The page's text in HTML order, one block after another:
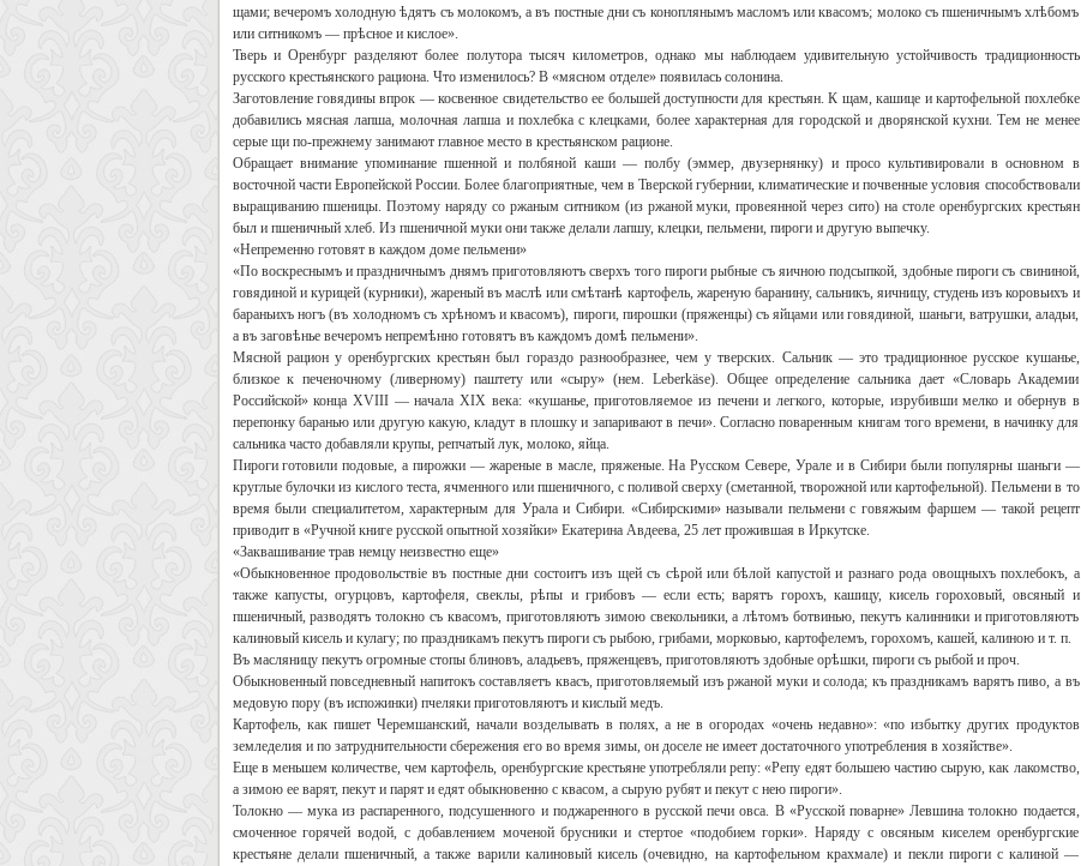
щами; вечеромъ холодную ѣдятъ съ молокомъ, а въ постные дни съ коноплянымъ масломъ или квасомъ; молоко съ пшеничнымъ хлѣбомъ
или ситникомъ — прѣсное и кислое».
Тверь и Оренбург разделяют более полутора тысяч километров, однако мы наблюдаем удивительную устойчивость традиционность
русского крестьянского рациона. Что изменилось? В «мясном отделе» появилась солонина.
Заготовление говядины впрок — косвенное свидетельство ее большей доступности для крестьян. К щам, кашице и картофельной похлебке
добавились мясная лапша, молочная лапша и похлебка с клецками, более характерная для городской и дворянской кухни. Тем не менее
серые щи по-прежнему занимают главное место в крестьянском рационе.
Обращает внимание упоминание пшенной и полбяной каши — полбу (эммер, двузернянку) и просо культивировали в основном в
восточной части Европейской России. Более благоприятные, чем в Тверской губернии, климатические и почвенные условия способствовали
выращиванию пшеницы. Поэтому наряду со ржаным ситником (из ржаной муки, провеянной через сито) на столе оренбургских крестьян
был и пшеничный хлеб. Из пшеничной муки они также делали лапшу, клецки, пельмени, пироги и другую выпечку.
«Непременно готовят в каждом доме пельмени»
«По воскреснымъ и праздничнымъ днямъ приготовляютъ сверхъ того пироги рыбные съ яичною подсыпкой, здобные пироги съ свининой,
говядиной и курицей (курники), жареный въ маслѣ или смѣтанѣ картофель, жареную баранину, сальникъ, яичницу, студень изъ коровьихъ и
бараньихъ ногъ (въ холодномъ съ хрѣномъ и квасомъ), пироги, пирошки (пряженцы) съ яйцами или говядиной, шаньги, ватрушки, аладьи,
а въ заговѣнье вечеромъ непремѣнно готовятъ въ каждомъ домѣ пельмени».
Мясной рацион у оренбургских крестьян был гораздо разнообразнее, чем у тверских. Сальник — это традиционное русское кушанье,
близкое к печеночному (ливерному) паштету или «сыру» (нем. Leberkäse). Общее определение сальника дает «Словарь Академии
Российской» конца XVIII — начала XIX века: «кушанье, приготовляемое из печени и легкого, которые, изрубивши мелко и обернув в
перепонку баранью или другую какую, кладут в плошку и запаривают в печи». Согласно поваренным книгам того времени, в начинку для
сальника часто добавляли крупы, репчатый лук, молоко, яйца.
Пироги готовили подовые, а пирожки — жареные в масле, пряженые. На Русском Севере, Урале и в Сибири были популярны шаньги —
круглые булочки из кислого теста, ячменного или пшеничного, с поливой сверху (сметанной, творожной или картофельной). Пельмени в то
время были специалитетом, характерным для Урала и Сибири. «Сибирскими» называли пельмени с говяжьим фаршем — такой рецепт
приводит в «Ручной книге русской опытной хозяйки» Екатерина Авдеева, 25 лет прожившая в Иркутске.
«Заквашивание трав немцу неизвестно еще»
«Обыкновенное продовольствіе въ постные дни состоитъ изъ щей съ сѣрой или бѣлой капустой и разнаго рода овощныхъ похлебокъ, а
также капусты, огурцовъ, картофеля, свеклы, рѣпы и грибовъ — если есть; варятъ горохъ, кашицу, кисель гороховый, овсяный и
пшеничный, разводятъ толокно съ квасомъ, приготовляютъ зимою свекольники, а лѣтомъ ботвинью, пекутъ калинники и приготовляютъ
калиновый кисель и кулагу; по праздникамъ пекутъ пироги съ рыбою, грибами, морковью, картофелемъ, горохомъ, кашей, калиною и т. п.
Въ масляницу пекутъ огромные стопы блиновъ, аладьевъ, пряженцевъ, приготовляютъ здобные орѣшки, пироги съ рыбой и проч.
Обыкновенный повседневный напитокъ составляетъ квасъ, приготовляемый изъ ржаной муки и солода; къ праздникамъ варятъ пиво, а въ
медовую пору (въ испожинки) пчеляки приготовляютъ и кислый медъ.
Картофель, как пишет Черемшанский, начали возделывать в полях, а не в огородах «очень недавно»: «по избытку других продуктов
земледелия и по затруднительности сбережения его во время зимы, он доселе не имеет достаточного употребления в хозяйстве».
Еще в меньшем количестве, чем картофель, оренбургские крестьяне употребляли репу: «Репу едят большею частию сырую, как лакомство,
а зимою ее варят, пекут и парят и едят обыкновенно с квасом, а сырую рубят и пекут с нею пироги».
Толокно — мука из распаренного, подсушенного и поджаренного в русской печи овса. В «Русской поварне» Левшина толокно подается,
смоченное горячей водой, с добавлением моченой брусники и стертое «подобием горки». Наряду с овсяным киселем оренбургские
крестьяне делали пшеничный, а также варили калиновый кисель (очевидно, на картофельном крахмале) и пекли пироги с калиной —